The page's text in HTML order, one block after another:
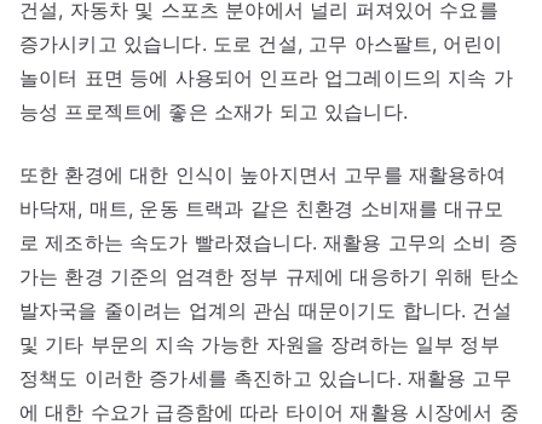
건설, 자동차 및 스포츠 분야에서 널리 퍼져있어 수요를
증가시키고 있습니다. 도로 건설, 고무 아스팔트, 어린이
놀이터 표면 등에 사용되어 인프라 업그레이드의 지속 가
능성 프로젝트에 좋은 소재가 되고 있습니다.
또한 환경에 대한 인식이 높아지면서 고무를 재활용하여
바닥재, 매트, 운동 트랙과 같은 친환경 소비재를 대규모
로 제조하는 속도가 빨라졌습니다. 재활용 고무의 소비 증
가는 환경 기준의 엄격한 정부 규제에 대응하기 위해 탄소
발자국을 줄이려는 업계의 관심 때문이기도 합니다. 건설
및 기타 부문의 지속 가능한 자원을 장려하는 일부 정부
정책도 이러한 증가세를 촉진하고 있습니다. 재활용 고무
에 대한 수요가 급증함에 따라 타이어 재활용 시장에서 중